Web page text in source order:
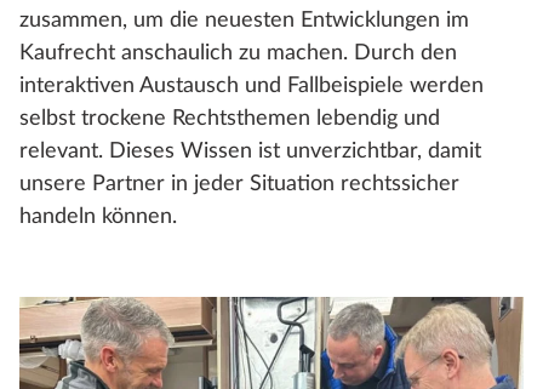
zusammen, um die neuesten Entwicklungen im
Kaufrecht anschaulich zu machen. Durch den
interaktiven Austausch und Fallbeispiele werden
selbst trockene Rechtsthemen lebendig und
relevant. Dieses Wissen ist unverzichtbar, damit
unsere Partner in jeder Situation rechtssicher
handeln können.